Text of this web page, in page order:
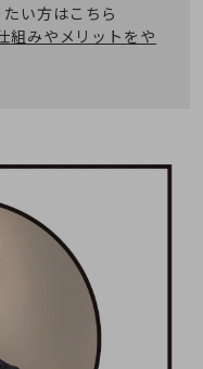
い方はこちら
組みやメリットをや